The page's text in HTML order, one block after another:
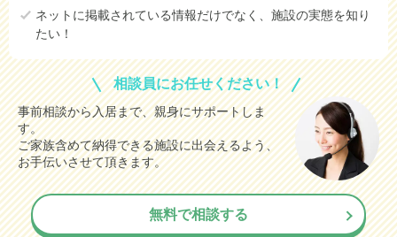
ネットに掲載されている情報だけでなく、施設の実態を知り
たい！
相談員にお任せください！
事前相談から入居まで、親身にサポートしま
す。
ご家族含めて納得できる施設に出会えるよう、
お手伝いさせて頂きます。
無料で相談する